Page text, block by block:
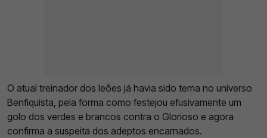
O atual treinador dos leões já havia sido tema no universo
Benfiquista, pela forma como festejou efusivamente um
golo dos verdes e brancos contra o Glorioso e agora
confirma a suspeita dos adeptos encarnados.